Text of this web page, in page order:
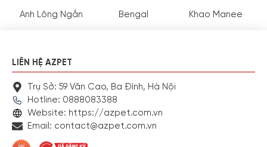
Anh Lông Ngắn Bengal Khao Manee
LIÊN HỆ AZPET
Trụ Sở: 59 Văn Cao, Ba Đình, Hà Nội
Hotline: 0888083388
Website: https://azpet.com.vn
Email: contact@azpet.com.vn